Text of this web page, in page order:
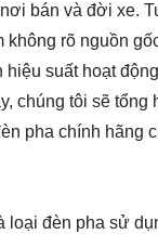
bán và đời xe.
không rõ nguồn
suất hoạt
chúng tôi sẽ tổng
pha chính hãng
loại đèn pha sử